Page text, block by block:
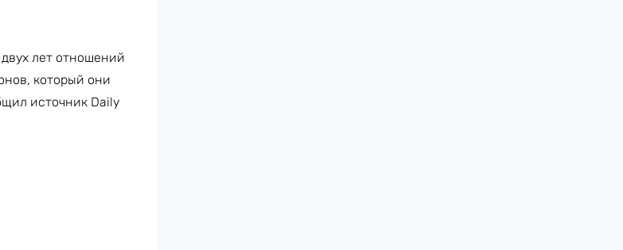
лет отношений
который они
источник Daily